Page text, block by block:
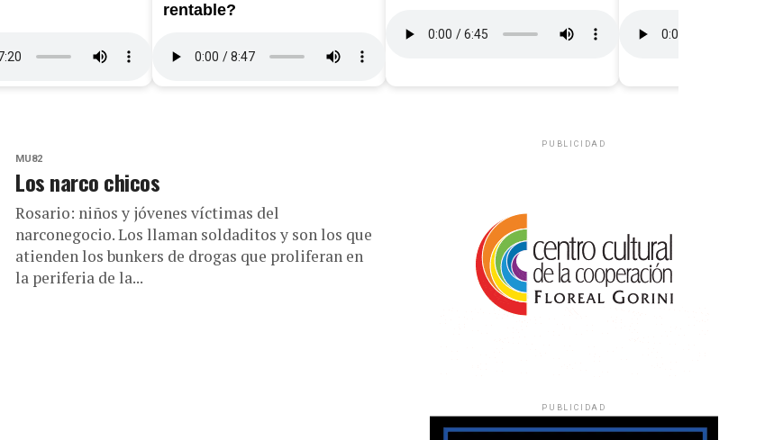
rentable?
MU82
Los narco chicos
Rosario: niños y jóvenes víctimas del
narconegocio. Los llaman soldaditos y son los que
atienden los bunkers de drogas que proliferan en
la periferia de la...
PUBLICIDAD
PUBLICIDAD